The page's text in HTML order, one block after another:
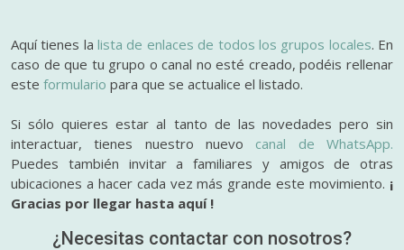
Aquí tienes lalista de enlaces de todos los grupos locales. En
caso de que tu grupo o canal no esté creado, podéis rellenar
este formulario para que se actualice el listado.
Si sólo quieres estar al tanto de las novedades pero sin
interactuar, tienes nuestro nuevo canal de WhatsApp.
Puedes también invitar a familiares y amigos de otras
ubicaciones a hacer cada vez más grande este movimiento. ¡
Gracias por llegar hasta aquí !
¿Necesitas contactar con nosotros?